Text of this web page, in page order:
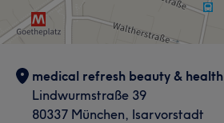
medical refresh beauty & health
Lindwurmstraße 39
80337 München, Isarvorstadt